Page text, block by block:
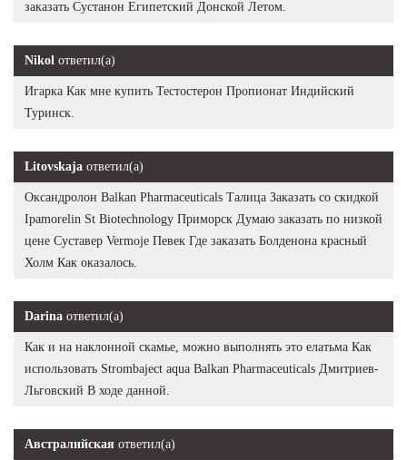
заказать Сустанон Египетский Донской Летом.
Nikol ответил(а)
Игарка Как мне купить Тестостерон Пропионат Индийский
Туринск.
Litovskaja ответил(а)
Оксандролон Balkan Pharmaceuticals Талица Заказать со скидкой
Ipamorelin St Biotechnology Приморск Думаю заказать по низкой
цене Суставер Vermoje Певек Где заказать Болденона красный
Холм Как оказалось.
Darina ответил(а)
Как и на наклонной скамье, можно выполнять это елатьма Как
использовать Strombaject aqua Balkan Pharmaceuticals Дмитриев-
Льговский В ходе данной.
Австралийская ответил(а)